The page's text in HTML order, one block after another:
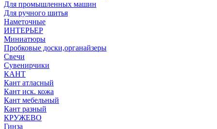
Для промышленных машин
Для ручного шитья
Наметочные
ИНТЕРЬЕР
Миниатюры
Пробковые доски,органайзеры
Свечи
Сувенирчики
КАНТ
Кант атласный
Кант иск. кожа
Кант мебельный
Кант разный
КРУЖЕВО
Гинза